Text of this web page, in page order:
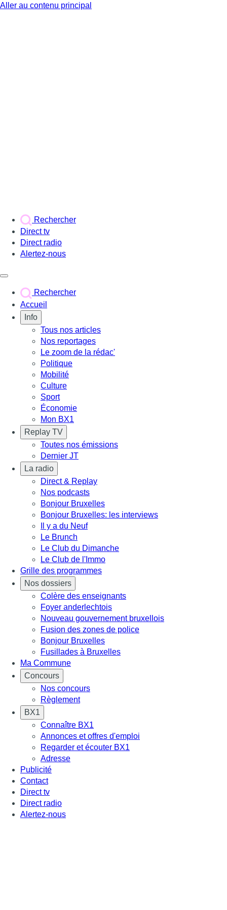
Aller au contenu principal
Rechercher
Direct tv
Direct radio
Alertez-nous
Rechercher
Accueil
Info
Tous nos articles
Nos reportages
Le zoom de la rédac'
Politique
Mobilité
Culture
Sport
Économie
Mon BX1
Replay TV
Toutes nos émissions
Dernier JT
La radio
Direct & Replay
Nos podcasts
Bonjour Bruxelles
Bonjour Bruxelles: les interviews
Il y a du Neuf
Le Brunch
Le Club du Dimanche
Le Club de l'Immo
Grille des programmes
Nos dossiers
Colère des enseignants
Foyer anderlechtois
Nouveau gouvernement bruxellois
Fusion des zones de police
Bonjour Bruxelles
Fusillades à Bruxelles
Ma Commune
Concours
Nos concours
Règlement
BX1
Connaître BX1
Annonces et offres d'emploi
Regarder et écouter BX1
Adresse
Publicité
Contact
Direct tv
Direct radio
Alertez-nous